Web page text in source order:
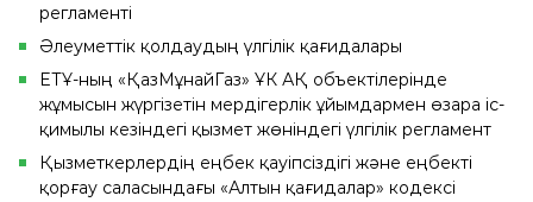
регламенті
Әлеуметтік қолдаудың үлгілік қағидалары
ЕТҰ-ның «ҚазМұнайГаз» ҰК АҚ объектілерінде
жұмысын жүргізетін мердігерлік ұйымдармен өзара іс-
қимылы кезіндегі қызмет жөніндегі үлгілік регламент
Қызметкерлердің еңбек қауіпсіздігі және еңбекті
қорғау саласындағы «Алтын қағидалар» кодексі